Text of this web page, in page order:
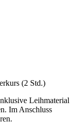
(2 Std.)
Leihmaterial
Im Anschluss